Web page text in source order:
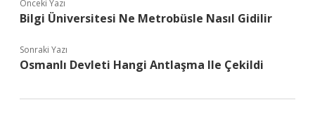
Önceki Yazı
Bilgi Üniversitesi Ne Metrobüsle Nasıl Gidilir
Sonraki Yazı
Osmanlı Devleti Hangi Antlaşma Ile Çekildi